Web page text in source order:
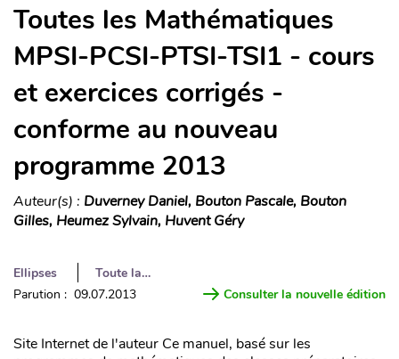
Toutes les Mathématiques
MPSI-PCSI-PTSI-TSI1 - cours
et exercices corrigés -
conforme au nouveau
programme 2013
Auteur(s) : Duverney Daniel, Bouton Pascale, Bouton
Gilles, Heumez Sylvain, Huvent Géry
Ellipses
Toute la…
Parution : 09.07.2013
Consulter la nouvelle édition
Site Internet de l'auteur Ce manuel, basé sur les